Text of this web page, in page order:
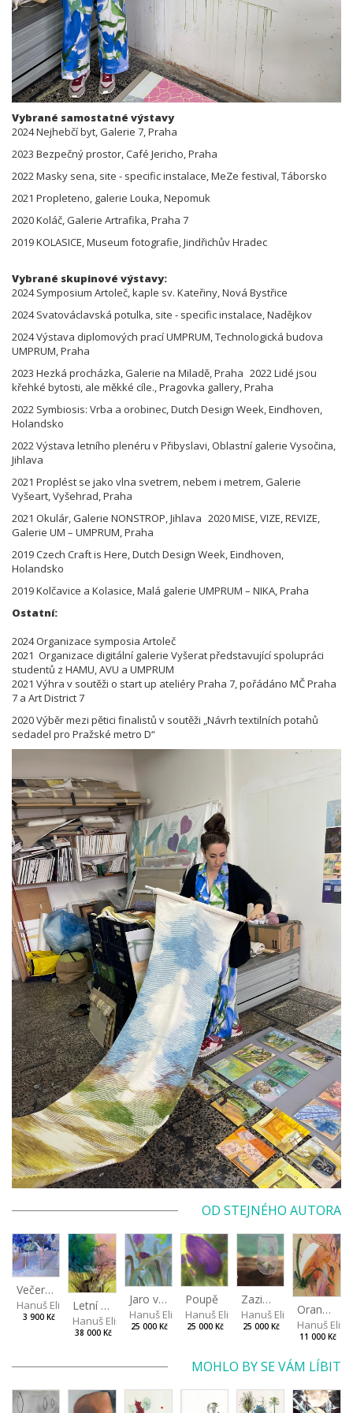
Vybrané samostatné výstavy
2024 Nejhebčí byt, Galerie 7, Praha
2023 Bezpečný prostor, Café Jericho, Praha
2022 Masky sena, site - specific instalace, MeZe festival, Táborsko
2021 Propleteno, galerie Louka, Nepomuk
2020 Koláč, Galerie Artrafika, Praha 7
2019 KOLASICE, Museum fotografie, Jindřichův Hradec
Vybrané skupinové výstavy:
2024 Symposium Artoleč, kaple sv. Kateřiny, Nová Bystřice
2024 Svatováclavská potulka, site - specific instalace, Nadějkov
2024 Výstava diplomových prací UMPRUM, Technologická budova
UMPRUM, Praha
2023 Hezká procházka, Galerie na Miladě, Praha 2022 Lidé jsou
křehké bytosti, ale měkké cíle., Pragovka gallery, Praha
2022 Symbiosis: Vrba a orobinec, Dutch Design Week, Eindhoven,
Holandsko
2022 Výstava letního plenéru v Přibyslavi, Oblastní galerie Vysočina,
Jihlava
2021 Proplést se jako vlna svetrem, nebem i metrem, Galerie
Vyšeart, Vyšehrad, Praha
2021 Okulár, Galerie NONSTROP, Jihlava 2020 MISE, VIZE, REVIZE,
Galerie UM – UMPRUM, Praha
2019 Czech Craft is Here, Dutch Design Week, Eindhoven,
Holandsko
2019 Kolčavice a Kolasice, Malá galerie UMPRUM – NIKA, Praha
Ostatní:
2024 Organizace symposia Artoleč
2021 Organizace digitální galerie Vyšerat představující spolupráci
studentů z HAMU, AVU a UMPRUM
2021 Výhra v soutěži o start up ateliéry Praha 7, pořádáno MČ Praha
7 a Art District 7
2020 Výběr mezi pětici finalistů v soutěži „Návrh textilních potahů
sedadel pro Pražské metro D“
OD STEJNÉHO AUTORA
Večer v třešňovém sadu
Hanuš Eliška
3 900 Kč
Letní vzduch v zahradě
Hanuš Eliška
38 000 Kč
Jaro v mlze
Hanuš Eliška
25 000 Kč
Poupě
Hanuš Eliška
25 000 Kč
Zazimování růží
Hanuš Eliška
25 000 Kč
Oranžová v listech
Hanuš
11 000 Kč
MOHLO BY SE VÁM LÍBIT